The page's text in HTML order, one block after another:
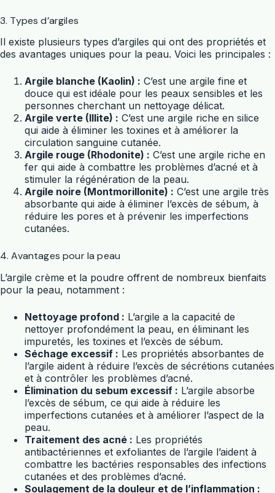
3. Types d’argiles
Il existe plusieurs types d’argiles qui ont des propriétés et
des avantages uniques pour la peau. Voici les principales :
Argile blanche (Kaolin) : C’est une argile fine et
douce qui est idéale pour les peaux sensibles et les
personnes cherchant un nettoyage délicat.
Argile verte (Illite) : C’est une argile riche en silice
qui aide à éliminer les toxines et à améliorer la
circulation sanguine cutanée.
Argile rouge (Rhodonite) : C’est une argile riche en
fer qui aide à combattre les problèmes d’acné et à
stimuler la régénération de la peau.
Argile noire (Montmorillonite) : C’est une argile très
absorbante qui aide à éliminer l’excès de sébum, à
réduire les pores et à prévenir les imperfections
cutanées.
4. Avantages pour la peau
L’argile crème et la poudre offrent de nombreux bienfaits
pour la peau, notamment :
Nettoyage profond : L’argile a la capacité de
nettoyer profondément la peau, en éliminant les
impuretés, les toxines et l’excès de sébum.
Séchage excessif : Les propriétés absorbantes de
l’argile aident à réduire l’excès de sécrétions cutanées
et à contrôler les problèmes d’acné.
Élimination du sebum excessif : L’argile absorbe
l’excès de sébum, ce qui aide à réduire les
imperfections cutanées et à améliorer l’aspect de la
peau.
Traitement des acné : Les propriétés
antibactériennes et exfoliantes de l’argile l’aident à
combattre les bactéries responsables des infections
cutanées et des problèmes d’acné.
Soulagement de la douleur et de l’inflammation :